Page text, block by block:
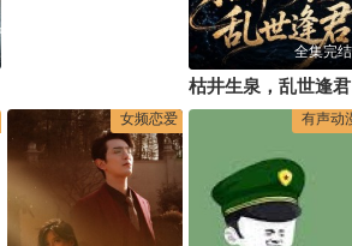
全集完结
枯井生泉，乱世逢君
女频恋爱 有声动